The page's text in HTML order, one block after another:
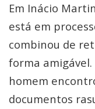
Em Inácio
está em
combinou de
forma
homem
documentos